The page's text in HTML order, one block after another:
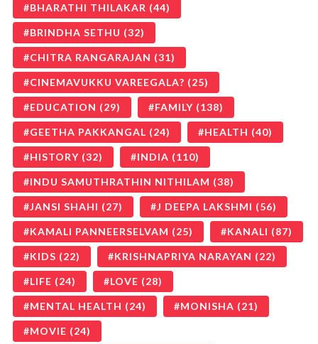
BHARATHI THILAKAR (44)
BRINDHA SETHU (32)
CHITRA RANGARAJAN (31)
CINEMAVUKKU VAREEGALA? (25)
EDUCATION (29) FAMILY (138)
GEETHA PAKKANGAL (24) HEALTH (40)
HISTORY (32) INDIA (110)
INDU SAMUTHRATHIN NITHILAM (38)
JANSI SHAHI (27) J DEEPA LAKSHMI (56)
KAMALI PANNEERSELVAM (25) KANALI (87)
KIDS (22) KRISHNAPRIYA NARAYAN (22)
LIFE (24) LOVE (28)
MENTAL HEALTH (24) MONISHA (21)
MOVIE (24)